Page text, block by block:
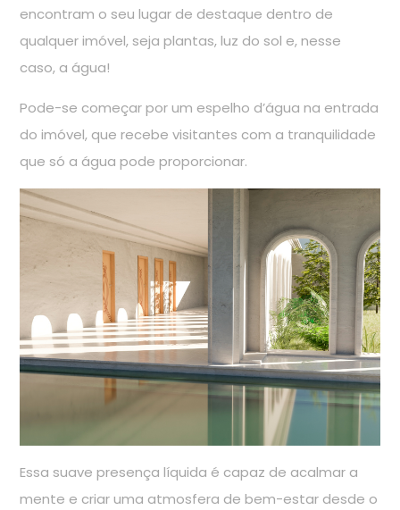
encontram o seu lugar de destaque dentro de
qualquer imóvel, seja plantas, luz do sol e, nesse
caso, a água!
Pode-se começar por um espelho d’água na entrada
do imóvel, que recebe visitantes com a tranquilidade
que só a água pode proporcionar.
Essa suave presença líquida é capaz de acalmar a
mente e criar uma atmosfera de bem-estar desde o